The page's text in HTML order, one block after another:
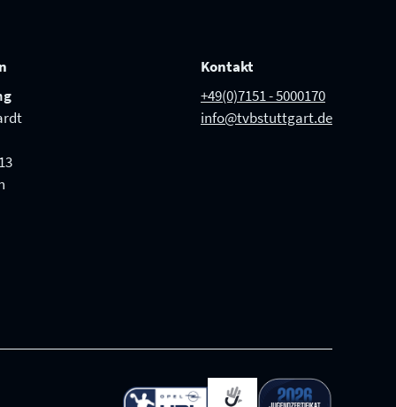
Kontakt
+49(0)7151 - 5000170
info@tvbstuttgart.de